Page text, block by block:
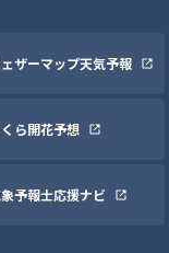
ザーマップ天気予報
ら開花予想
予報士応援ナビ